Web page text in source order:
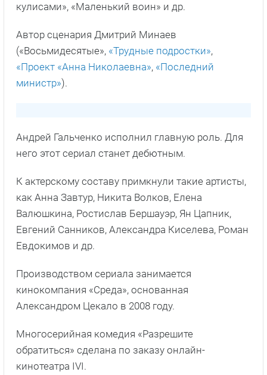
кулисами», «Маленький воин» и др.
Автор сценария Дмитрий Минаев
(«Восьмидесятые», «Трудные подростки»,
«Проект «Анна Николаевна», «Последний
министр»).
Андрей Гальченко исполнил главную роль. Для
него этот сериал станет дебютным.
К актерскому составу примкнули такие артисты,
как Анна Завтур, Никита Волков, Елена
Валюшкина, Ростислав Бершауэр, Ян Цапник,
Евгений Санников, Александра Киселева, Роман
Евдокимов и др.
Производством сериала занимается
кинокомпания «Среда», основанная
Александром Цекало в 2008 году.
Многосерийная комедия «Разрешите
обратиться» сделана по заказу онлайн-
кинотеатра IVI.